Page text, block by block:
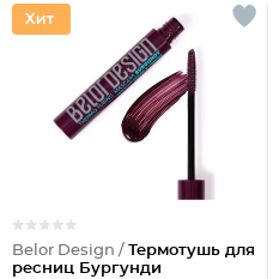
Belor Design / Термотушь для
ресниц Бургунди